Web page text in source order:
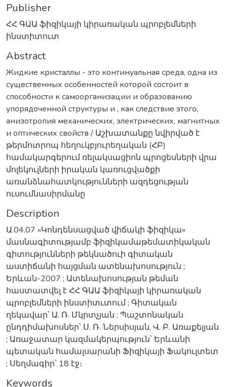
Publisher
ՀՀ ԳԱԱ ֆիզիկայի կիրառական պրոբլեմների
ինստիտուտ
Abstract
Жидкие кристаллы - это континуальная среда, одна из
существенных особенностей которой состоит в
способности к самоорганизации и образованию
упорядоченной структуры и , как следствие этого,
анизотропия механических, электрических, магнитных
и оптических свойств / Աշխատանքը նվիրված է
թերմոտրոպ հեղուկբյուրեղական (ՀԲ)
համակարգերում ռելակսացիոն պրոցեսների վրա
մոլեկուլների իրական կառուցվածքի
առանձնահատկությունների ազդեցության
ուսումնասիրմանը
Description
Ա.04.07 «Կոնդենսացված վիճակի ֆիզիկա»
մասնագիտությամբ ֆիզիկամաթեմատիկական
գիտությունների թեկնածուի գիտական
աստիճանի հայցման ատենախոսություն ;
Երևան-2007 ; Ատենախոսության թեման
հաստատվել է ՀՀ ԳԱԱ ֆիզիկայի կիրառական
պրոբլեմների ինստիտւտում ; Գիտական
ղեկավար՝ Ա. Ռ. Մկրտչյան ; Պաշտոնական
ընդդիմախոսներ՝ Ս. Ռ. Ներսիսյան, Վ. Բ. Առաքելյան
; Առաջատար կազմակերպություն՝ Երևանի
պետական համալսարանի Ֆիզիկայի Ֆակուլտետ
; Սեղմագիր՝ 18 էջ։
Keywords